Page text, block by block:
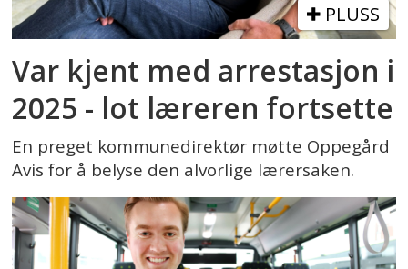
PLUSS
Var kjent med arrestasjon i
2025 - lot læreren fortsette
En preget kommunedirektør møtte Oppegård
Avis for å belyse den alvorlige lærersaken.